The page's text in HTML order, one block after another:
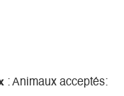
: Animaux acceptés: